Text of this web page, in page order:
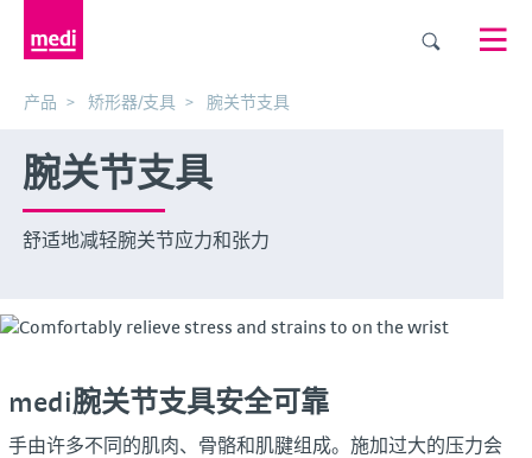
产品 矫形器/支具 腕关节支具
腕关节支具
舒适地减轻腕关节应力和张力
medi腕关节支具安全可靠
手由许多不同的肌肉、骨骼和肌腱组成。施加过大的压力会